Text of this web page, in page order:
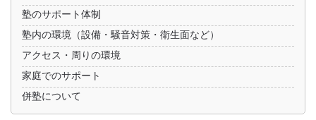
塾のサポート体制
塾内の環境（設備・騒音対策・衛生面など）
アクセス・周りの環境
家庭でのサポート
併塾について